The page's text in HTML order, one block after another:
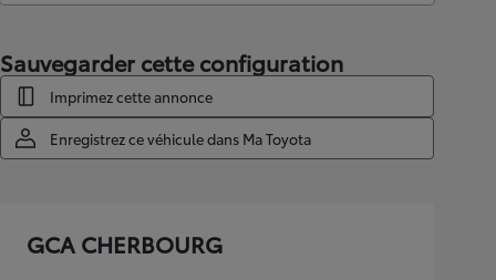
Sauvegarder cette configuration
Imprimez cette annonce
Enregistrez ce véhicule dans Ma Toyota
GCA CHERBOURG